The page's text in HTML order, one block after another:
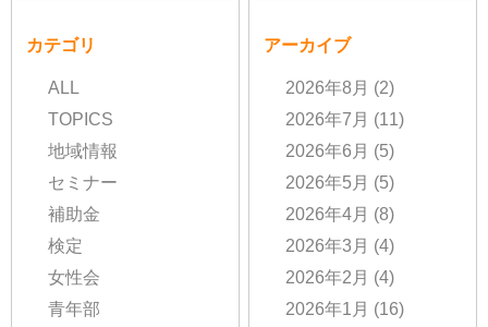
カテゴリ
ALL
TOPICS
地域情報
セミナー
補助金
検定
女性会
青年部
アーカイブ
2026年8月 (2)
2026年7月 (11)
2026年6月 (5)
2026年5月 (5)
2026年4月 (8)
2026年3月 (4)
2026年2月 (4)
2026年1月 (16)